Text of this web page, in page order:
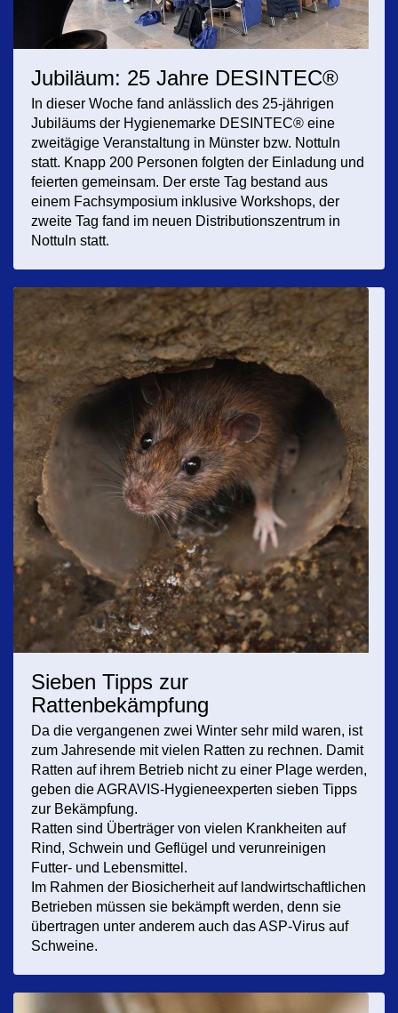
Jubiläum: 25 Jahre DESINTEC®
In dieser Woche fand anlässlich des 25-jährigen
Jubiläums der Hygienemarke DESINTEC® eine
zweitägige Veranstaltung in Münster bzw. Nottuln
statt. Knapp 200 Personen folgten der Einladung und
feierten gemeinsam. Der erste Tag bestand aus
einem Fachsymposium inklusive Workshops, der
zweite Tag fand im neuen Distributionszentrum in
Nottuln statt.
Sieben Tipps zur
Rattenbekämpfung
Da die vergangenen zwei Winter sehr mild waren, ist
zum Jahresende mit vielen Ratten zu rechnen. Damit
Ratten auf ihrem Betrieb nicht zu einer Plage werden,
geben die AGRAVIS-Hygieneexperten sieben Tipps
zur Bekämpfung.
Ratten sind Überträger von vielen Krankheiten auf
Rind, Schwein und Geflügel und verunreinigen
Futter- und Lebensmittel.
Im Rahmen der Biosicherheit auf landwirtschaftlichen
Betrieben müssen sie bekämpft werden, denn sie
übertragen unter anderem auch das ASP-Virus auf
Schweine.